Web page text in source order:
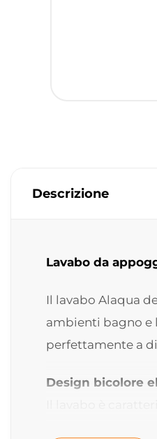
Descrizione
Lavabo da
Il lavabo Alaqua
ambienti bagno e
perfettamente a
Design bicolore